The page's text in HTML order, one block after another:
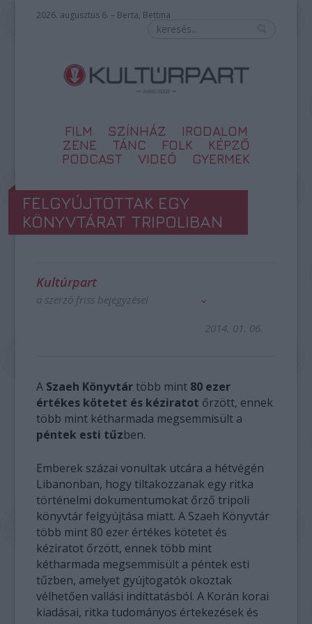
2026. augusztus 6. – Berta, Bettina
FILM SZÍNHÁZ
IRODALOM
ZENE
TÁNC FOLK
KÉPZŐ
PODCAST
VIDEÓ GYERMEK
FELGYÚJTOTTAK EGY
KÖNYVTÁRAT TRIPOLIBAN
Kultúrpart
a szerző friss bejegyzései
2014. 01. 06.
A Szaeh Könyvtár több mint 80 ezer
értékes kötetet és kéziratot őrzött, ennek
több mint kétharmada megsemmisült a
péntek esti tűzben.
Emberek százai vonultak utcára a hétvégén
Libanonban, hogy tiltakozzanak egy ritka
történelmi dokumentumokat őrző tripoli
könyvtár felgyújtása miatt. A Szaeh Könyvtár
több mint 80 ezer értékes kötetet és
kéziratot őrzött, ennek több mint
kétharmada megsemmisült a péntek esti
tűzben, amelyet gyújtogatók okoztak
vélhetően vallási indíttatásból. A Korán korai
kiadásai, ritka tudományos értekezések és